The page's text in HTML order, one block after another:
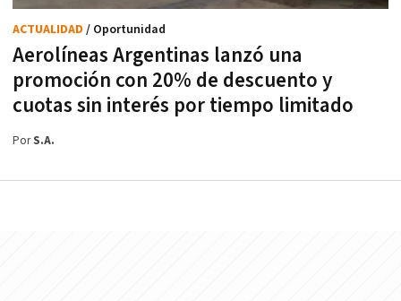
Aerolíneas Argentinas lanzó una
promoción con 20% de descuento y
cuotas sin interés por tiempo limitado
ACTUALIDAD / Oportunidad
PorS.A.